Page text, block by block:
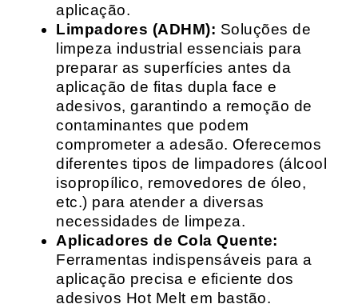
aplicação.
Limpadores (ADHM): Soluções de
limpeza industrial essenciais para
preparar as superfícies antes da
aplicação de fitas dupla face e
adesivos, garantindo a remoção de
contaminantes que podem
comprometer a adesão. Oferecemos
diferentes tipos de limpadores (álcool
isopropílico, removedores de óleo,
etc.) para atender a diversas
necessidades de limpeza.
Aplicadores de Cola Quente:
Ferramentas indispensáveis para a
aplicação precisa e eficiente dos
adesivos Hot Melt em bastão.